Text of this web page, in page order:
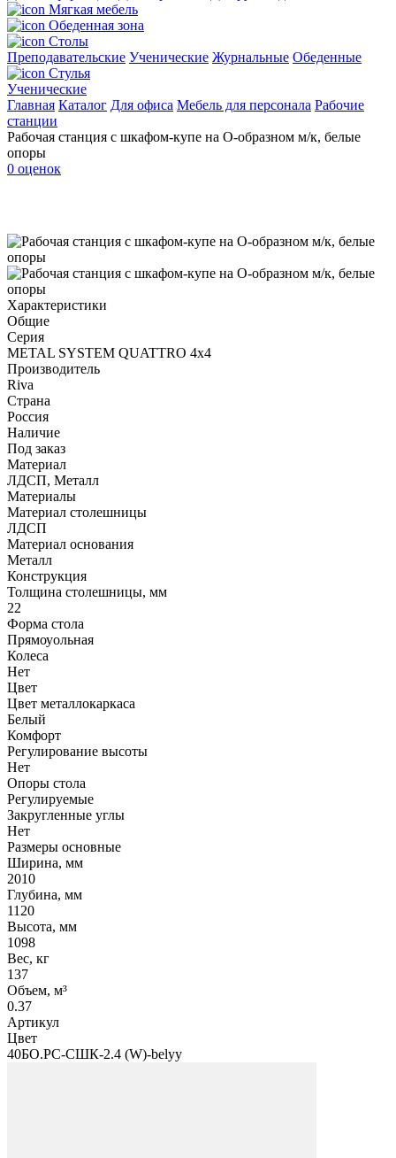
Мягкая мебель
Обеденная зона
Столы
Преподавательские Ученические Журнальные Обеденные
Стулья
Ученические
Главная Каталог Для офиса Мебель для персонала Рабочие
станции
Рабочая станция с шкафом-купе на О-образном м/к, белые
опоры
0 оценок
Характеристики
Общие
Серия
METAL SYSTEM QUATTRO 4х4
Производитель
Riva
Страна
Россия
Наличие
Под заказ
Материал
ЛДСП, Металл
Материалы
Материал столешницы
ЛДСП
Материал основания
Металл
Конструкция
Толщина столешницы, мм
22
Форма стола
Прямоуольная
Колеса
Нет
Цвет
Цвет металлокаркаса
Белый
Комфорт
Регулирование высоты
Нет
Опоры стола
Регулируемые
Закругленные углы
Нет
Размеры основные
Ширина, мм
2010
Глубина, мм
1120
Высота, мм
1098
Вес, кг
137
Объем, м³
0.37
Артикул
Цвет
40БО.РС-СШК-2.4 (W)-belyy